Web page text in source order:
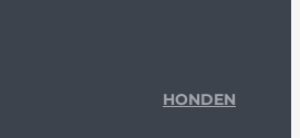
HONDEN